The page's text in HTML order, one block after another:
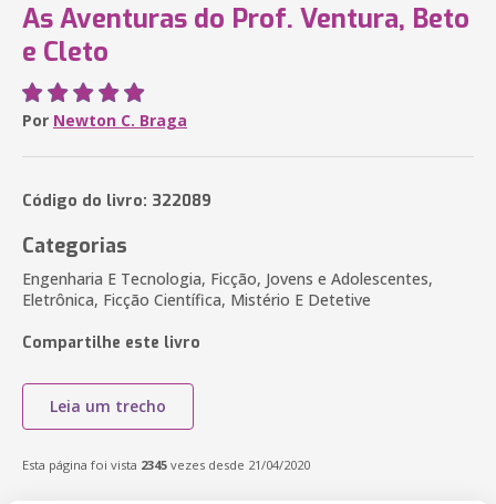
As Aventuras do Prof. Ventura, Beto
e Cleto
Por Newton C. Braga
Código do livro: 322089
Categorias
Engenharia E Tecnologia, Ficção, Jovens e Adolescentes,
Eletrônica, Ficção Científica, Mistério E Detetive
Compartilhe este livro
Leia um trecho
Esta página foi vista 2345 vezes desde 21/04/2020